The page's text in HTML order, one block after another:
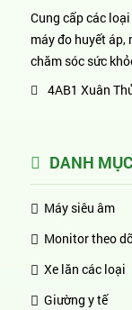
Cung cấp các
máy đo huyết áp,
chăm sóc sức
4AB1 Xuân
DANH
Máy siêu âm
Monitor theo
Xe lăn các loại
Giường y tế